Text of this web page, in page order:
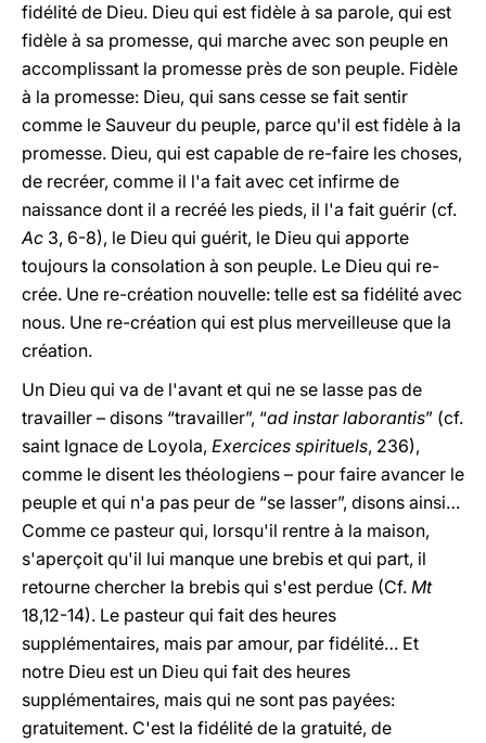
fidélité de Dieu. Dieu qui est fidèle à sa parole, qui est
fidèle à sa promesse, qui marche avec son peuple en
accomplissant la promesse près de son peuple. Fidèle
à la promesse: Dieu, qui sans cesse se fait sentir
comme le Sauveur du peuple, parce qu'il est fidèle à la
promesse. Dieu, qui est capable de re-faire les choses,
de recréer, comme il l'a fait avec cet infirme de
naissance dont il a recréé les pieds, il l'a fait guérir (cf.
Ac 3, 6-8), le Dieu qui guérit, le Dieu qui apporte
toujours la consolation à son peuple. Le Dieu qui re-
crée. Une re-création nouvelle: telle est sa fidélité avec
nous. Une re-création qui est plus merveilleuse que la
création.
Un Dieu qui va de l'avant et qui ne se lasse pas de
travailler – disons “travailler”, “ad instar laborantis” (cf.
saint Ignace de Loyola, Exercices spirituels, 236),
comme le disent les théologiens – pour faire avancer le
peuple et qui n'a pas peur de “se lasser”, disons ainsi…
Comme ce pasteur qui, lorsqu'il rentre à la maison,
s'aperçoit qu'il lui manque une brebis et qui part, il
retourne chercher la brebis qui s'est perdue (Cf. Mt
18,12-14). Le pasteur qui fait des heures
supplémentaires, mais par amour, par fidélité… Et
notre Dieu est un Dieu qui fait des heures
supplémentaires, mais qui ne sont pas payées:
gratuitement. C'est la fidélité de la gratuité, de